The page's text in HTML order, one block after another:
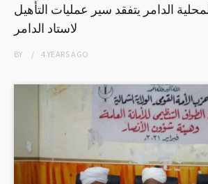
الدامر يتفقد سير عمليات التأهيل
لاستاد الدامر
BY 4 YEARSAGO